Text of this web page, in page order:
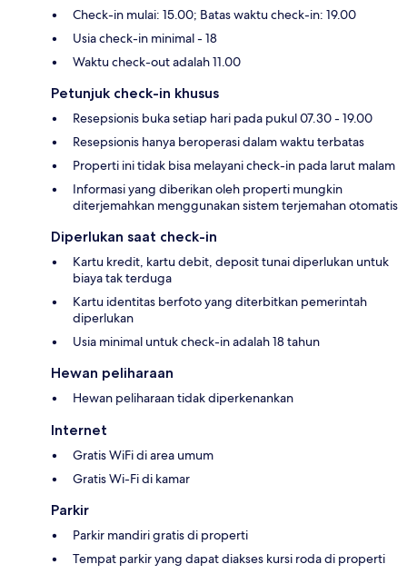
Check-in mulai: 15.00; Batas waktu check-in: 19.00
Usia check-in minimal - 18
Waktu check-out adalah 11.00
Petunjuk check-in khusus
Resepsionis buka setiap hari pada pukul 07.30 - 19.00
Resepsionis hanya beroperasi dalam waktu terbatas
Properti ini tidak bisa melayani check-in pada larut malam
Informasi yang diberikan oleh properti mungkin
diterjemahkan menggunakan sistem terjemahan otomatis
Diperlukan saat check-in
Kartu kredit, kartu debit, deposit tunai diperlukan untuk
biaya tak terduga
Kartu identitas berfoto yang diterbitkan pemerintah
diperlukan
Usia minimal untuk check-in adalah 18 tahun
Hewan peliharaan
Hewan peliharaan tidak diperkenankan
Internet
Gratis WiFi di area umum
Gratis Wi-Fi di kamar
Parkir
Parkir mandiri gratis di properti
Tempat parkir yang dapat diakses kursi roda di properti